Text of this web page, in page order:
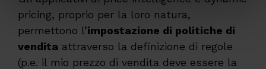
pricing, proprio per la loro natura,
permettono l’impostazione di politiche di
vendita attraverso la definizione di regole
(p.e. il mio prezzo di vendita deve essere la